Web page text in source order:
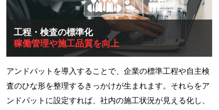
工程・検査の標準化
稼働管理や施工品質を向上
アンドパットを導入することで、企業の標準工程や自主検
査のひな形を整理するきっかけが生まれます。それらをア
ンドパットに設定すれば、社内の施工状況が見える化し、